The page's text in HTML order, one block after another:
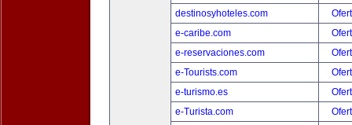
destinosyhoteles.com
e-caribe.com
e-reservaciones.com
e-Tourists.com
e-turismo.es
e-Turista.com